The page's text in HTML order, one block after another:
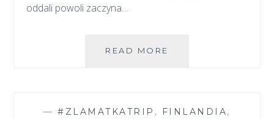
oddali powoli zaczyna…
READ MORE
JAK
—#ZLAMATKATRIP , FINLANDIA,